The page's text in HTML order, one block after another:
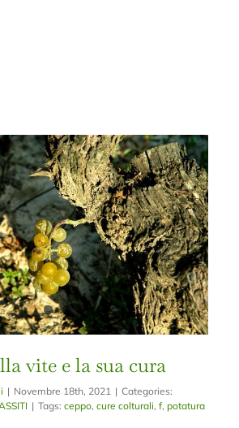
vite e la sua cura
| Novembre 18th, 2021 | Categories:
| Tags:ceppo,cure colturali,f,potatura